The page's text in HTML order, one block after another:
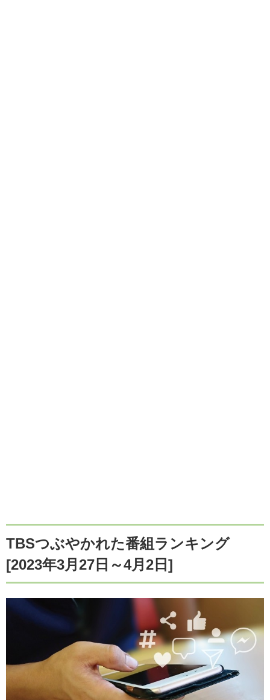
TBSつぶやかれた番組ランキング
[2023年3月27日～4月2日]